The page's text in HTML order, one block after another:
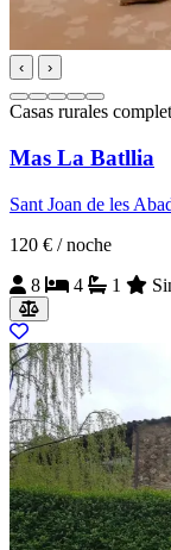
‹ ›
Casas rurales
Mas La Batllia
Sant Joan de les
120 € / noche
8
4 1